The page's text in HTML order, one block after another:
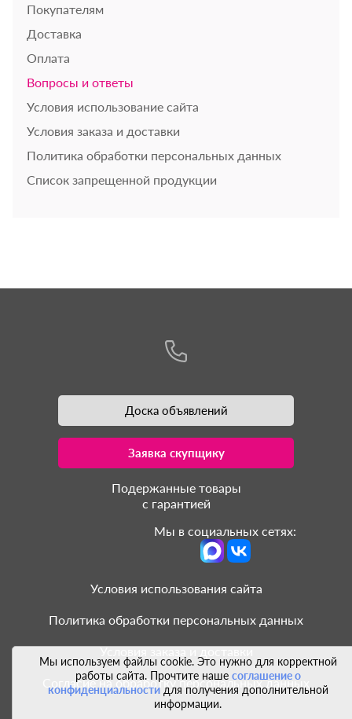
Покупателям
Доставка
Оплата
Вопросы и ответы
Условия использование сайта
Условия заказа и доставки
Политика обработки персональных данных
Список запрещенной продукции
Мы используем файлы cookie. Это нужно для корректной
работы сайта. Прочтите наше соглашение о
конфиденциальностидля получения дополнительной
информации.
Доска объявлений
Заявка скупщику
Подержанные товары
с гарантией
Мы в социальных сетях:
Условия использования сайта
Политика обработки персональных данных
Условия заказа и доставки
Согласие на обработку персональных данных